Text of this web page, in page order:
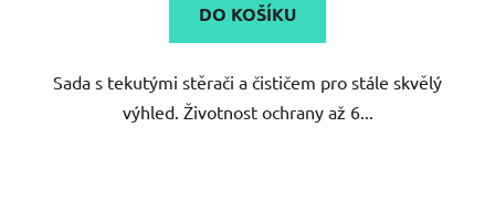
5
DO KOŠÍKU
Sada s tekutými stěrači a čističem pro stále skvělý
výhled. Životnost ochrany až 6...